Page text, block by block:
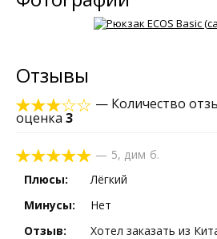
Отзывы
— Количество
оценка 3
— 5, дим б.
Плюсы:
Лёгкий
Минусы:
Нет
Отзыв:
Хотел заказать из